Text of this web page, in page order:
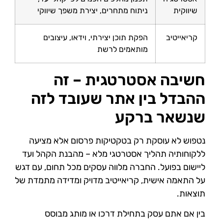
שיווקית
ניתוח מתחרים, יצירת משפך שיווקי
קריאייטיב
הפקת תוכן יצירתי, וידאו, עיצובים
מותאמים לרשת
חשיבה אסטרטגית – זה
ההבדל בין אתר שעובד לזה
שנשאר ברקע
נטפוש לא עוסקת רק בטקטיקות פרסום אלא מציעה
ללקוחותיה תהליך אסטרטגי מלא – מהבנת הקהל ועד
ליישום בפועל. החברה מלווה עסקים מכל תחום, עם דגש
על התאמה אישית, קריאייטיב מדויק ומדידה מתמדת של
תוצאות.
בין אם אתם עסק בתחילת דרכו או מותג מבוסס